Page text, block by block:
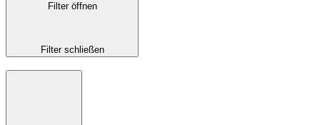
Filter öffnen
Filter schließen